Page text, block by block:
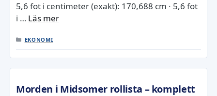
5,6 fot i centimeter (exakt): 170,688 cm · 5,6 fot
i … Läs mer
KATEGORIER
EKONOMI
Morden i Midsomer rollista – komplett